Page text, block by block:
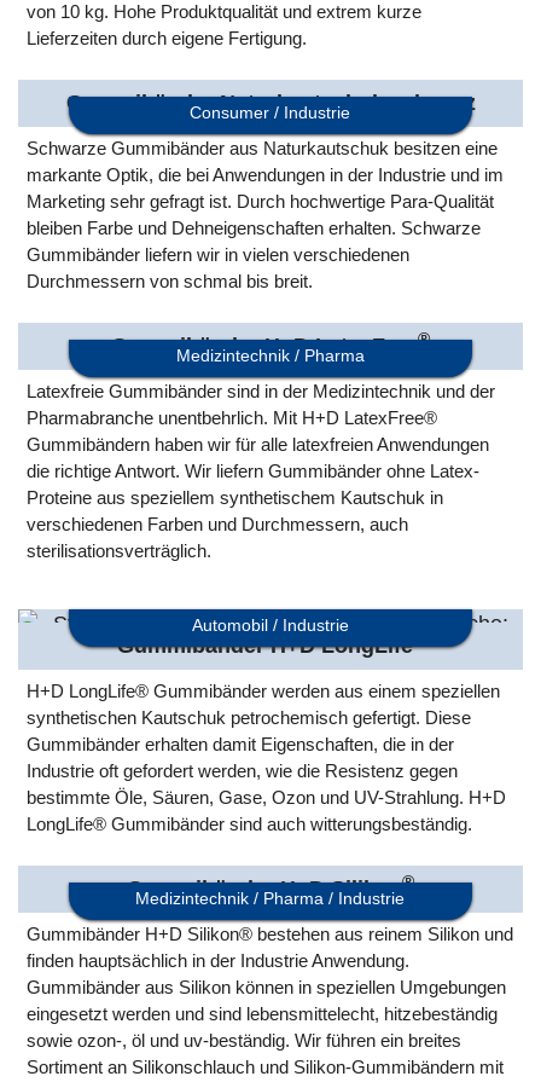
von 10 kg. Hohe Produktqualität und extrem kurze
Lieferzeiten durch eigene Fertigung.
Consumer / Industrie
Gummibänder Naturkautschuk schwarz
Schwarze Gummibänder aus Naturkautschuk besitzen eine
markante Optik, die bei Anwendungen in der Industrie und im
Marketing sehr gefragt ist. Durch hochwertige Para-Qualität
bleiben Farbe und Dehneigenschaften erhalten. Schwarze
Gummibänder liefern wir in vielen verschiedenen
Durchmessern von schmal bis breit.
Medizintechnik / Pharma
Gummibänder H+D LatexFree®
Latexfreie Gummibänder sind in der Medizintechnik und der
Pharmabranche unentbehrlich. Mit H+D LatexFree®
Gummibändern haben wir für alle latexfreien Anwendungen
die richtige Antwort. Wir liefern Gummibänder ohne Latex-
Proteine aus speziellem synthetischem Kautschuk in
verschiedenen Farben und Durchmessern, auch
sterilisationsverträglich.
Automobil / Industrie
Gummibänder H+D LongLife
H+D LongLife® Gummibänder werden aus einem speziellen
synthetischen Kautschuk petrochemisch gefertigt. Diese
Gummibänder erhalten damit Eigenschaften, die in der
Industrie oft gefordert werden, wie die Resistenz gegen
bestimmte Öle, Säuren, Gase, Ozon und UV-Strahlung. H+D
LongLife® Gummibänder sind auch witterungsbeständig.
Medizintechnik / Pharma / Industrie
Gummibänder H+D Silikon®
Gummibänder H+D Silikon® bestehen aus reinem Silikon und
finden hauptsächlich in der Industrie Anwendung.
Gummibänder aus Silikon können in speziellen Umgebungen
eingesetzt werden und sind lebensmittelecht, hitzebeständig
sowie ozon-, öl und uv-beständig. Wir führen ein breites
Sortiment an Silikonschlauch und Silikon-Gummibändern mit